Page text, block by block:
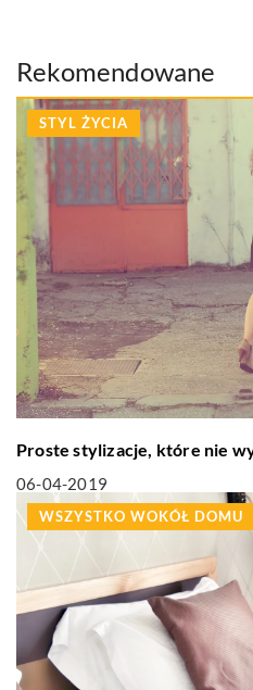
Rekomendowane
STYL ŻYCIA
Proste stylizacje, które nie
06-04-2019
WSZYSTKO WOKÓŁ DOMU